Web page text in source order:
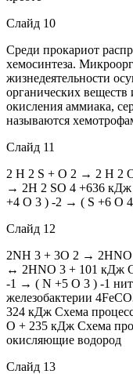
Слайд 10
Среди прокариот
хемосинтеза.
жизнедеятельности
органических веществ
окисления аммиака,
называются
Слайд 11
2 H 2 S + O 2 → 2 H 2
→ 2H 2 SO 4 +636
+4 O 3 ) -2 → ( S +6 O 4
Слайд 12
2NH 3 + 3O 2 →
↔ 2HNO 3 + 101 кДж
-1 → ( N +5 O 3 ) -1
железобактерии
324 кДж Схема
O + 235 кДж Схема
окисляющие водород
Слайд 13